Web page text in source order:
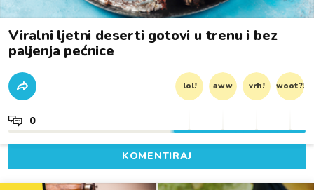
Viralni ljetni deserti gotovi u trenu i bez
paljenja pećnice
lol! aww vrh! woot?!
0
KOMENTIRAJ